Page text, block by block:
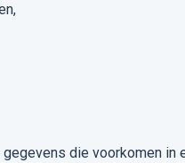
die voorkomen in